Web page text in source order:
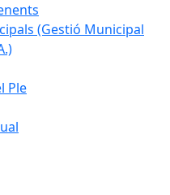
(Gestió Municipal
Ple